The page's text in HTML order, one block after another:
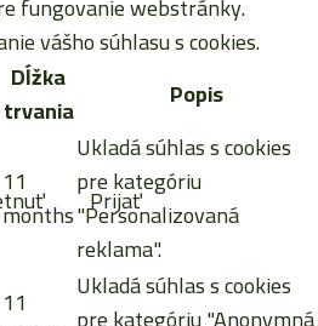
Prijať
vášho súhlasu s cookies.
Dĺžka
trvania
Popis
11
months
Ukladá súhlas s cookies
pre kategóriu
"Personalizovaná
reklama".
11
Ukladá súhlas s cookies